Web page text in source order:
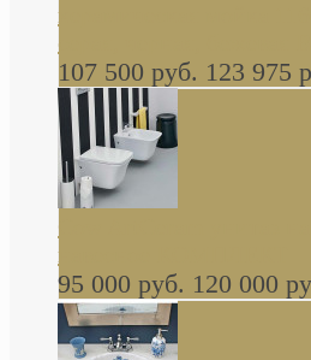
керамическая мойка
серая, черная,
107 500 руб. 123 975
навесное КОМПЛЕКТ
95 000 руб. 120 000